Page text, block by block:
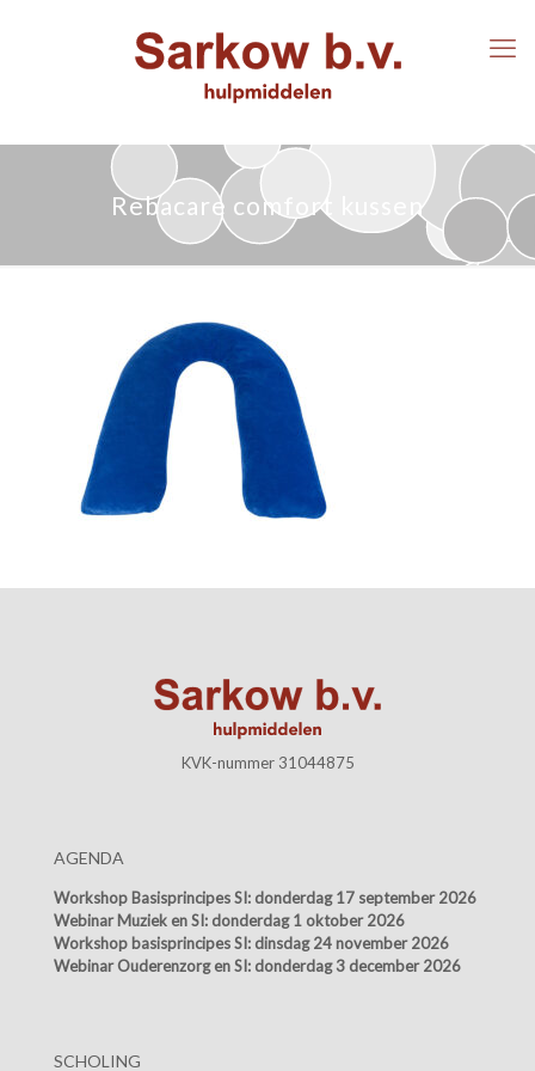
Rebacare comfort kussen
KVK-nummer 31044875
AGENDA
Workshop Basisprincipes SI: donderdag 17 september 2026
Webinar Muziek en SI: donderdag 1 oktober 2026
Workshop basisprincipes SI: dinsdag 24 november 2026
Webinar Ouderenzorg en SI: donderdag 3 december 2026
SCHOLING